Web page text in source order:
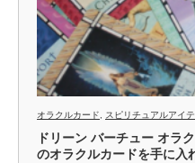
オラクルカード スピリチュアルアイ
ドリーン バーチュー オラ
のオラクルカードを手に入